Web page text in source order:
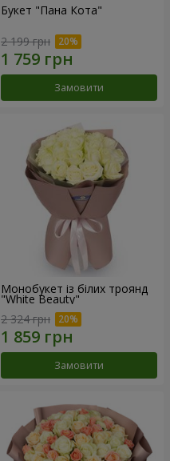
Букет "Пана Кота"
2 199 грн
Замовити
Монобукет із білих троянд
"White Beauty"
2 324 грн
Замовити